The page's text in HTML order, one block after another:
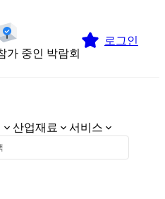
가 중인 박람회
로그인
산업재료
서비스